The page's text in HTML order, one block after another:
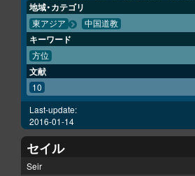
地域・カテゴリ
東アジア 中国道教
キーワード
方位
文献
10
Last-update:
2016-01-14
セイル
Seir